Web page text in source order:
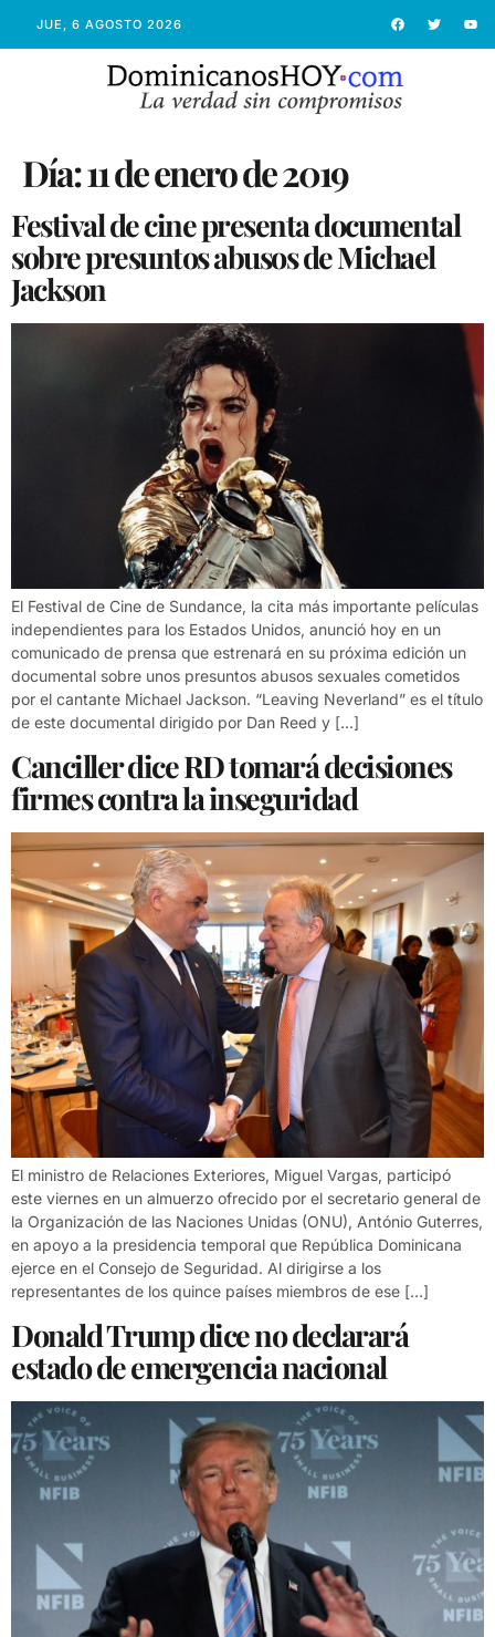
JUE, 6 AGOSTO 2026
Día:11 de enero de 2019
Festival de cine presenta documental
sobre presuntos abusos de Michael
Jackson
El Festival de Cine de Sundance, la cita más importante películas
independientes para los Estados Unidos, anunció hoy en un
comunicado de prensa que estrenará en su próxima edición un
documental sobre unos presuntos abusos sexuales cometidos
por el cantante Michael Jackson. “Leaving Neverland” es el título
de este documental dirigido por Dan Reed y […]
Canciller dice RD tomará decisiones
firmes contra la inseguridad
El ministro de Relaciones Exteriores, Miguel Vargas, participó
este viernes en un almuerzo ofrecido por el secretario general de
la Organización de las Naciones Unidas (ONU), António Guterres,
en apoyo a la presidencia temporal que República Dominicana
ejerce en el Consejo de Seguridad. Al dirigirse a los
representantes de los quince países miembros de ese […]
Donald Trump dice no declarará
estado de emergencia nacional